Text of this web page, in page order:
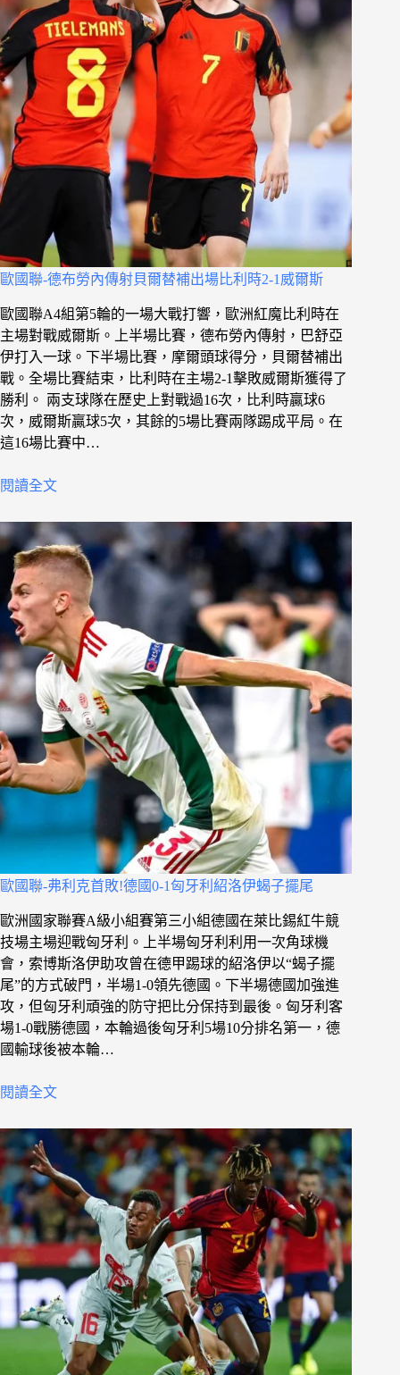
歐國聯-德布勞內傳射貝爾替補出場比利時2-1威爾斯
歐國聯A4組第5輪的一場大戰打響，歐洲紅魔比利時在
主場對戰威爾斯。上半場比賽，德布勞內傳射，巴舒亞
伊打入一球。下半場比賽，摩爾頭球得分，貝爾替補出
戰。全場比賽結束，比利時在主場2-1擊敗威爾斯獲得了
勝利。 兩支球隊在歷史上對戰過16次，比利時贏球6
次，威爾斯贏球5次，其餘的5場比賽兩隊踢成平局。在
這16場比賽中…
閱讀全文
歐國聯-弗利克首敗!德國0-1匈牙利紹洛伊蝎子擺尾
歐洲國家聯賽A級小組賽第三小組德國在萊比錫紅牛競
技場主場迎戰匈牙利。上半場匈牙利利用一次角球機
會，索博斯洛伊助攻曾在德甲踢球的紹洛伊以“蝎子擺
尾”的方式破門，半場1-0領先德國。下半場德國加強進
攻，但匈牙利頑強的防守把比分保持到最後。匈牙利客
場1-0戰勝德國，本輪過後匈牙利5場10分排名第一，德
國輸球後被本輪…
閱讀全文